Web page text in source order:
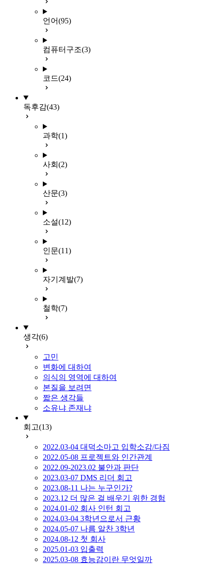
언어(95)
컴퓨터구조(3)
코드(24)
독후감(43)
과학(1)
사회 (2)
산문(3)
소설(12)
인문(11)
자기계발(7)
철학(7)
생각(6)
고민
변화에 대하여
의식의 영역에 대하여
본질을 보려면
짧은 생각들
소유냐 존재냐
회고(13)
2022.03-04 대덕소마고 입학소감/다짐
2022.05-08 프로젝트와 인간관계
2022.09-2023.02 불안과 판단
2023.03-07 DMS 리더 회고
2023.08-11 나는 누구인가?
2023.12 더 많은 걸 배우기 위한 경험
2024.01-02 회사 인턴 회고
2024.03-04 3학년으로서 근황
2024.05-07 나름 알찬 3학년
2024.08-12 첫 회사
2025.01-03 입출력
2025.03-08 효능감이란 무엇일까